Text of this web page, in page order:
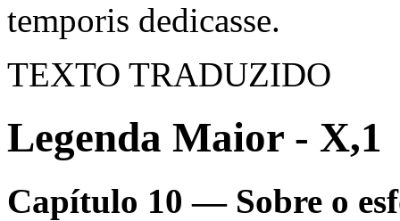
temporis dedicasse.
TEXTO TRADUZIDO
Legenda Maior - X,1
Capítulo 10 — Sobre o